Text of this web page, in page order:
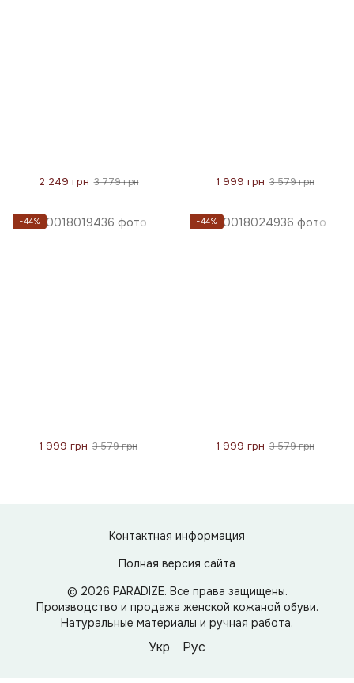
2 249 грн 3 779 грн 1 999 грн 3 579 грн
−44%
1 999 грн 3 579 грн
−44%
1 999 грн 3 579 грн
Контактная информация
Полная версия сайта
© 2026 PARADIZE. Все права защищены.
Производство и продажа женской кожаной обуви.
Натуральные материалы и ручная работа.
Укр Рус